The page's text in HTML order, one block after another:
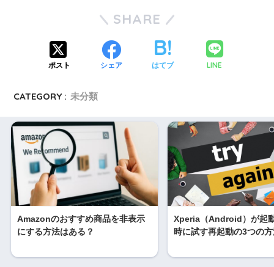
SHARE
ポスト シェア はてブ LINE
CATEGORY : 未分類
Amazonのおすすめ商品を非表示
にする方法はある？
Xperia（Android）が起
時に試す再起動の3つの